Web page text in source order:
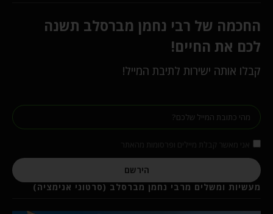
החכמה של רבי נחמן מברסלב תשנה
לכם את החיים!
קבלו אותה ישירות לתיבת המייל!
הירשם
מעשיות ומשלים מרבי נחמן מברסלב (סרטוני אנימציה)